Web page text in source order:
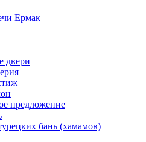
Ермак
двери
предложение
бань (хамамов)